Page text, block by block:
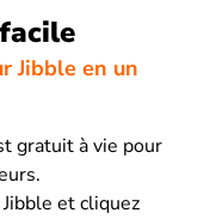
Jibble en un
gratuit à vie pour
et cliquez